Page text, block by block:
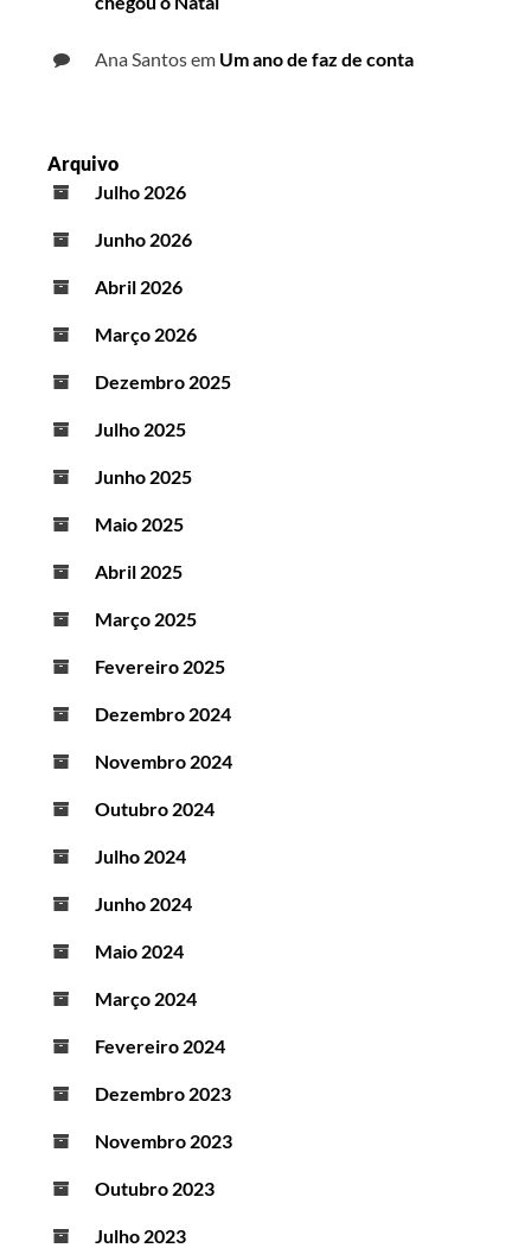
Ana Santosem Um ano de faz de conta
Arquivo
Julho 2026
Junho 2026
Abril 2026
Março 2026
Dezembro 2025
Julho 2025
Junho 2025
Maio 2025
Abril 2025
Março 2025
Fevereiro 2025
Dezembro 2024
Novembro 2024
Outubro 2024
Julho 2024
Junho 2024
Maio 2024
Março 2024
Fevereiro 2024
Dezembro 2023
Novembro 2023
Outubro 2023
Julho 2023